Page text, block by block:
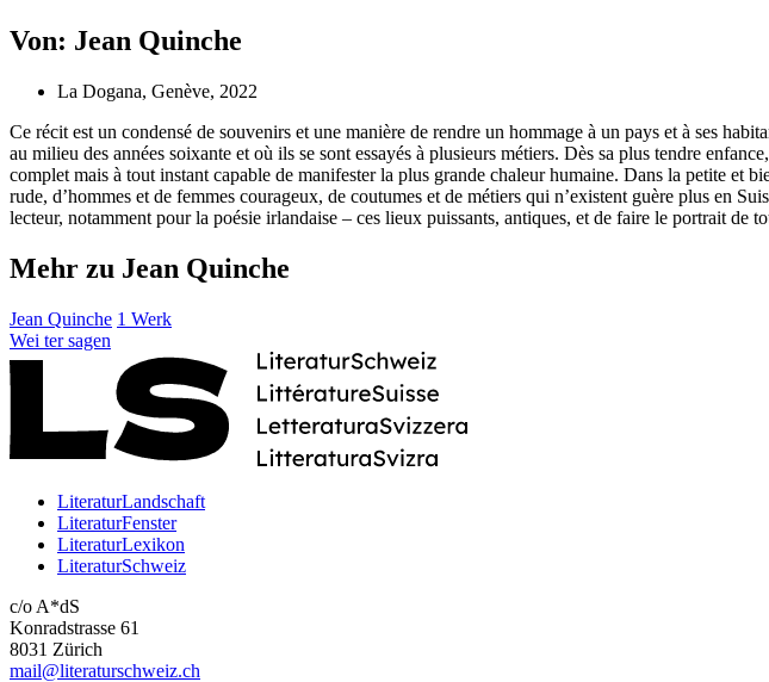
Von: Jean Quinche
La Dogana, Genève, 2022
Ce récit est un condensé de souvenirs et une manière de rendre un hommage à un pays et à ses
au milieu des années soixante et où ils se sont essayés à plusieurs métiers. Dès sa plus tendre
complet mais à tout instant capable de manifester la plus grande chaleur humaine. Dans la petite et
rude, d’hommes et de femmes courageux, de coutumes et de métiers qui n’existent guère plus en
lecteur, notamment pour la poésie irlandaise – ces lieux puissants, antiques, et de faire le portrait de
Mehr zu Jean Quinche
Jean Quinche 1 Werk
Wei ter sagen
LiteraturLandschaft
LiteraturFenster
LiteraturLexikon
LiteraturSchweiz
c/o A*dS
Konradstrasse 61
8031 Zürich
mail@literaturschweiz.ch